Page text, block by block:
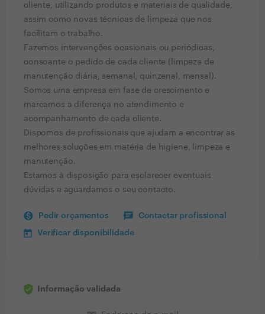
cliente, utilizando produtos e materiais de qualidade,
assim como novas técnicas de limpeza que nos
facilitam o trabalho.
Fazemos intervenções ocasionais ou periódicas,
consoante o pedido de cada cliente (limpeza de
manutenção diária, semanal, quinzenal, mensal).
Somos uma empresa em fase de crescimento e
marcamos a diferença no atendimento e
acompanhamento de cada cliente.
Dispomos de profissionais que ajudam a encontrar as
melhores soluções em matéria de higiene, limpeza e
manutenção.
Estamos à disposição para esclarecer eventuais
dúvidas e aguardamos o seu contacto.
Pedir orçamentos Contactar profissional
Verificar disponibilidade
Informação validada